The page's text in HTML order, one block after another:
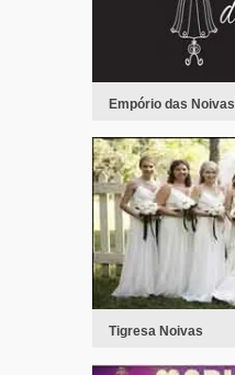
Empório das Noivas
Tigresa Noivas